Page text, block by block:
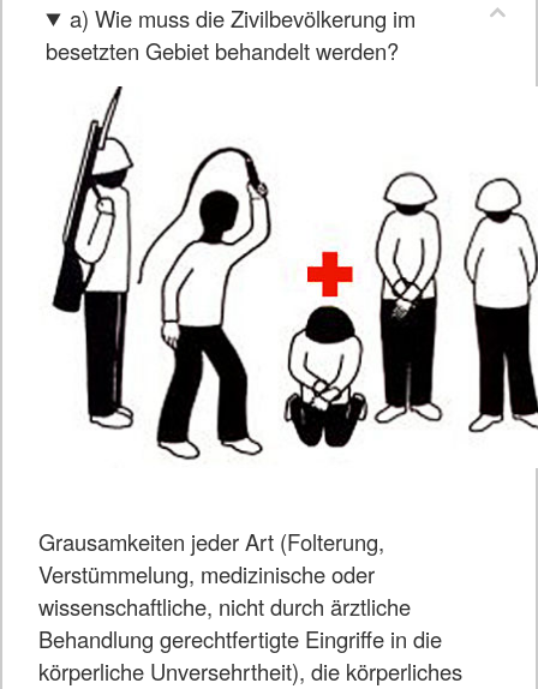
a) Wie muss die Zivilbevölkerung im
besetzten Gebiet behandelt werden?
Grausamkeiten jeder Art (Folterung,
Verstümmelung, medizinische oder
wissenschaftliche, nicht durch ärztliche
Behandlung gerechtfertigte Eingriffe in die
körperliche Unversehrtheit), die körperliches